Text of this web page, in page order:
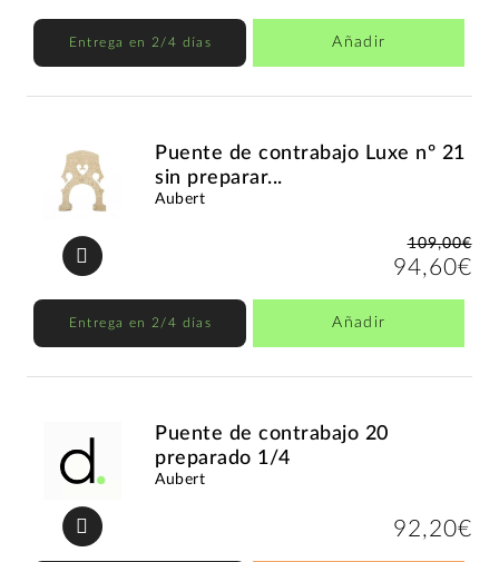
Entrega en 2/4 días Añadir
Puente de contrabajo Luxe nº 21
sin preparar...
Aubert
109,00€
94,60€
Entrega en 2/4 días Añadir
Puente de contrabajo 20
preparado 1/4
Aubert
92,20€